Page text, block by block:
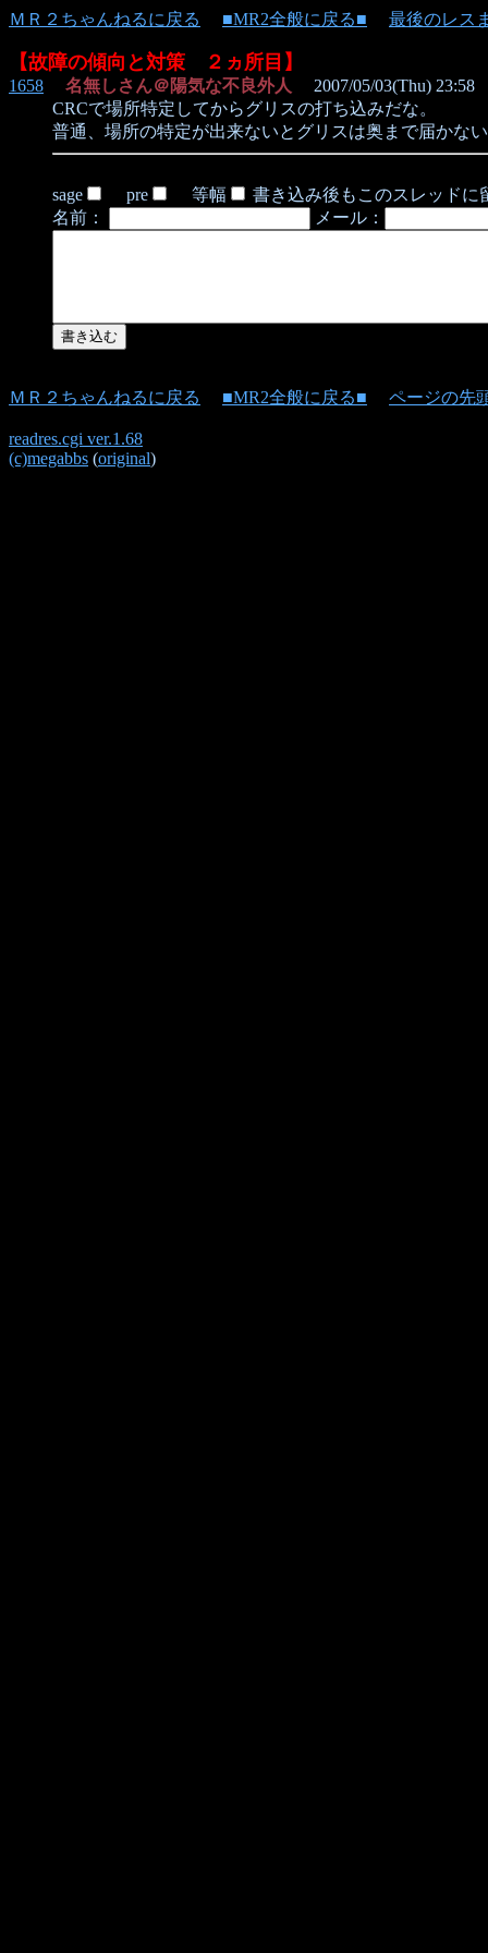
ＭＲ２ちゃんねるに戻る ■MR2全般に戻る■ 最後のレス
【故障の傾向と対策 ２ヵ所目】
1658 名無しさん＠陽気な不良外人
2007/05/03(Thu) 23:58
CRCで場所特定してからグリスの打ち込みだな。
普通、場所の特定が出来ないとグリスは奥まで届かな
sage pre 等幅
書き込み後もこのスレッドに
名前：
メール：
ＭＲ２ちゃんねるに戻る ■MR2全般に戻る■ ページの先
readres.cgi ver.1.68
(c)megabbs (original)